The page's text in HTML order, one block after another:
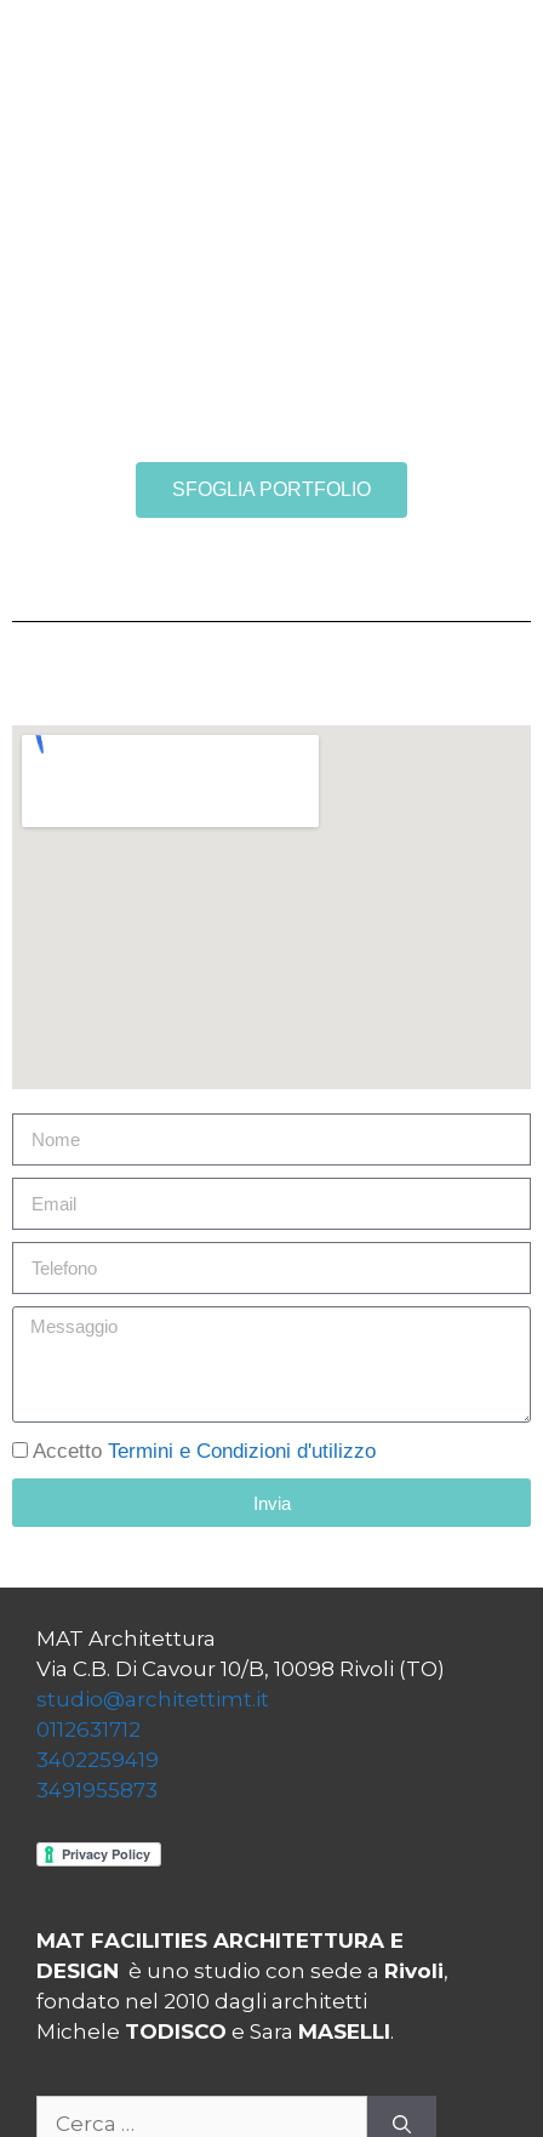
SFOGLIA PORTFOLIO
Accetto Termini e Condizioni d'utilizzo
Invia
MAT Architettura
Via C.B. Di Cavour 10/B, 10098 Rivoli (TO)
studio@architettimt.it
0112631712
3402259419
3491955873
MAT FACILITIES ARCHITETTURA E
DESIGN è uno studio con sede a Rivoli,
fondato nel 2010 dagli architetti
Michele TODISCO e Sara MASELLI.